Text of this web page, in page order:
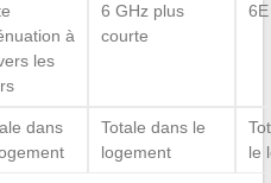
à
les
6 GHz plus
courte
6E
dans
Totale dans le
logement
le